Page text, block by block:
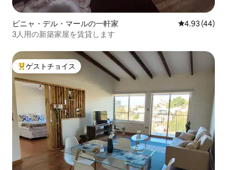
ビニャ・デル・マールの一軒家 レビュー44
4.93 (44)
3人用の新築家屋を賃貸します
大好評のゲストチョイスです。
ゲストチョイス